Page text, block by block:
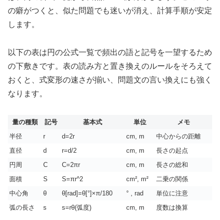
の癖がつくと、似た問題でも迷いが消え、計算手順が安定
します。
以下の表は円の公式一覧で頻出の語と記号を一望するため
の下敷きです。表の読み方と置き換えのルールをそろえて
おくと、式変形の速さが揃い、問題文の言い換えにも強く
なります。
量の種類 記号 基本式 単位
メモ
半径
r d=2r cm, m
中心からの距離
直径
d r=d/2 cm, m
長さの起点
円周
C C=2πr cm, m
長さの総和
面積
S S=πr^2 cm², m²
二乗の関係
中心角
θ θ[rad]=θ[°]×π/180 ° , rad
単位に注意
弧の長さ
s s=rθ(弧度) cm, m 度数は換算